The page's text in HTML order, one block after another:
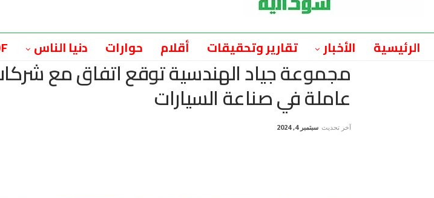
الرئيسية الأخبار تقارير وتحقيقات أقلام حوارات دنيا الناس
مجموعة جياد الهندسية توقع اتفاق مع
عاملة في صناعة السيارات
آخر تحديث سبتمبر 4, 2024